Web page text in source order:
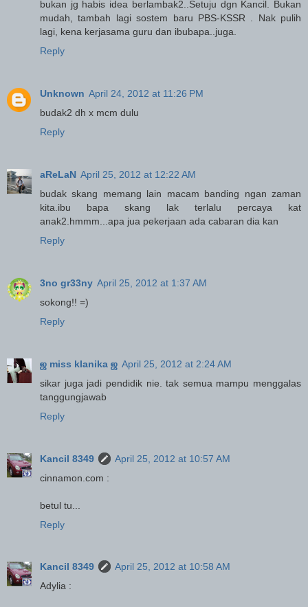
bukan jg habis idea berlambak2..Setuju dgn Kancil. Bukan
mudah, tambah lagi sostem baru PBS-KSSR . Nak pulih
lagi, kena kerjasama guru dan ibubapa..juga.
Reply
Unknown April 24, 2012 at 11:26 PM
budak2 dh x mcm dulu
Reply
aReLaN April 25, 2012 at 12:22 AM
budak skang memang lain macam banding ngan zaman
kita.ibu bapa skang lak terlalu percaya kat
anak2.hmmm...apa jua pekerjaan ada cabaran dia kan
Reply
3no gr33ny April 25, 2012 at 1:37 AM
sokong!! =)
Reply
ஜ miss klanika ஜ April 25, 2012 at 2:24 AM
sikar juga jadi pendidik nie. tak semua mampu menggalas
tanggungjawab
Reply
Kancil 8349
April 25, 2012 at 10:57 AM
cinnamon.com :
betul tu...
Reply
Kancil 8349
April 25, 2012 at 10:58 AM
Adylia :